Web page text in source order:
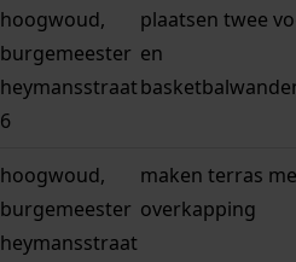
hoogwoud,
burgemeester
heymansstraat
6
plaatsen twee
en
hoogwoud,
burgemeester
heymansstraat
maken terras
overkapping